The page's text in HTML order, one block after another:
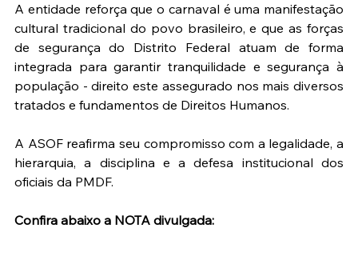
A entidade reforça que o carnaval é uma manifestação
cultural tradicional do povo brasileiro, e que as forças
de segurança do Distrito Federal atuam de forma
integrada para garantir tranquilidade e segurança à
população - direito este assegurado nos mais diversos
tratados e fundamentos de Direitos Humanos.
A ASOF reafirma seu compromisso com a legalidade, a
hierarquia, a disciplina e a defesa institucional dos
oficiais da PMDF.
Confira abaixo a NOTA divulgada: